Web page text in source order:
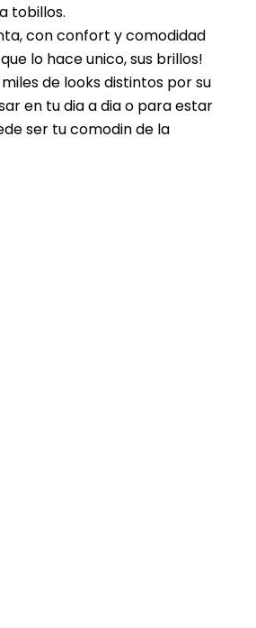
tobillos.
con confort y comodidad
lo hace unico, sus brillos!
de looks distintos por su
en tu dia a dia o para estar
ser tu comodin de la